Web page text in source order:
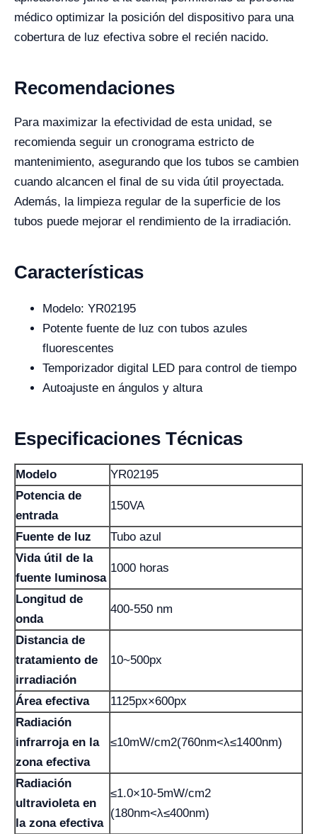
médico optimizar la posición del dispositivo para una
cobertura de luz efectiva sobre el recién nacido.
Recomendaciones
Para maximizar la efectividad de esta unidad, se
recomienda seguir un cronograma estricto de
mantenimiento, asegurando que los tubos se cambien
cuando alcancen el final de su vida útil proyectada.
Además, la limpieza regular de la superficie de los
tubos puede mejorar el rendimiento de la irradiación.
Características
Modelo: YR02195
Potente fuente de luz con tubos azules
fluorescentes
Temporizador digital LED para control de tiempo
Autoajuste en ángulos y altura
Especificaciones Técnicas
Modelo
YR02195
Potencia de
entrada
150VA
Fuente de luz
Tubo azul
Vida útil de la
fuente luminosa
1000 horas
Longitud de
onda
400-550 nm
Distancia de
tratamiento de
irradiación
10~500px
Área efectiva
1125px×600px
Radiación
infrarroja en la
zona efectiva
≤10mW/cm2(760nm<λ≤1400nm)
Radiación
ultravioleta en
la zona efectiva
≤1.0×10-5mW/cm2
(180nm<λ≤400nm)